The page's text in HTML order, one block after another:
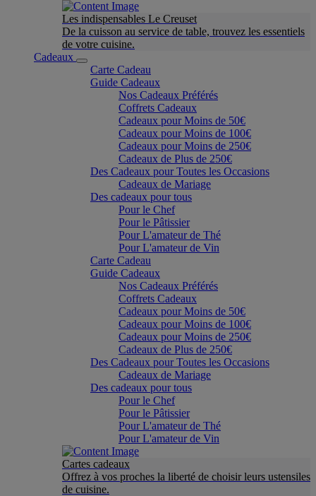
Les indispensables Le Creuset
De la cuisson au service de table, trouvez les essentiels
de votre cuisine.
Cadeaux
Carte Cadeau
Guide Cadeaux
Nos Cadeaux Préférés
Coffrets Cadeaux
Cadeaux pour Moins de 50€
Cadeaux pour Moins de 100€
Cadeaux pour Moins de 250€
Cadeaux de Plus de 250€
Des Cadeaux pour Toutes les Occasions
Cadeaux de Mariage
Des cadeaux pour tous
Pour le Chef
Pour le Pâtissier
Pour L'amateur de Thé
Pour L'amateur de Vin
Carte Cadeau
Guide Cadeaux
Nos Cadeaux Préférés
Coffrets Cadeaux
Cadeaux pour Moins de 50€
Cadeaux pour Moins de 100€
Cadeaux pour Moins de 250€
Cadeaux de Plus de 250€
Des Cadeaux pour Toutes les Occasions
Cadeaux de Mariage
Des cadeaux pour tous
Pour le Chef
Pour le Pâtissier
Pour L'amateur de Thé
Pour L'amateur de Vin
Cartes cadeaux
Offrez à vos proches la liberté de choisir leurs ustensiles
de cuisine.